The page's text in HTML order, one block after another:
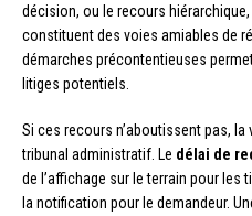
décision, ou le recours
constituent des voies amiables de
démarches précontentieuses
litiges potentiels.
Si ces recours n’aboutissent pas,
tribunal administratif. Le délai de
de l’affichage sur le terrain pour les
la notification pour le demandeur.